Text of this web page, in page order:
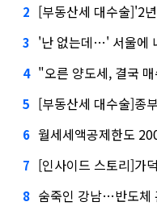
2 [부동산세 대수술]'2
3 '난 없는데…' 서울에
4 "오른 양도세, 결국
5 [부동산세 대수술]종
6 월세세액공제한도
7 [인사이드 스토리]가
8 숨죽인 강남…반도체